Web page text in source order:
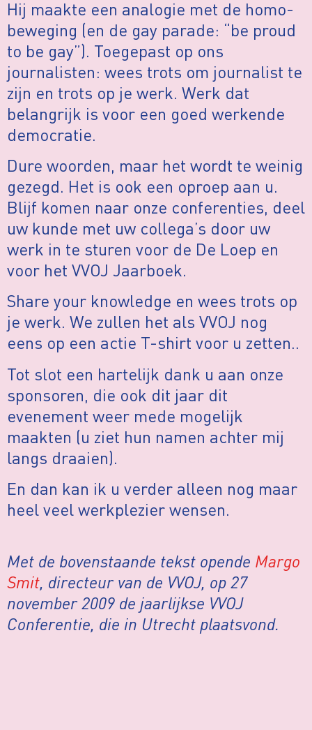
Hij maakte een analogie met de homo-
beweging (en de gay parade: “be proud
to be gay”). Toegepast op ons
journalisten: wees trots om journalist te
zijn en trots op je werk. Werk dat
belangrijk is voor een goed werkende
democratie.
Dure woorden, maar het wordt te weinig
gezegd. Het is ook een oproep aan u.
Blijf komen naar onze conferenties, deel
uw kunde met uw collega’s door uw
werk in te sturen voor de De Loep en
voor het VVOJ Jaarboek.
Share your knowledge en wees trots op
je werk. We zullen het als VVOJ nog
eens op een actie T-shirt voor u zetten..
Tot slot een hartelijk dank u aan onze
sponsoren, die ook dit jaar dit
evenement weer mede mogelijk
maakten (u ziet hun namen achter mij
langs draaien).
En dan kan ik u verder alleen nog maar
heel veel werkplezier wensen.
Met de bovenstaande tekst opende Margo
Smit, directeur van de VVOJ, op 27
november 2009 de jaarlijkse VVOJ
Conferentie, die in Utrecht plaatsvond.